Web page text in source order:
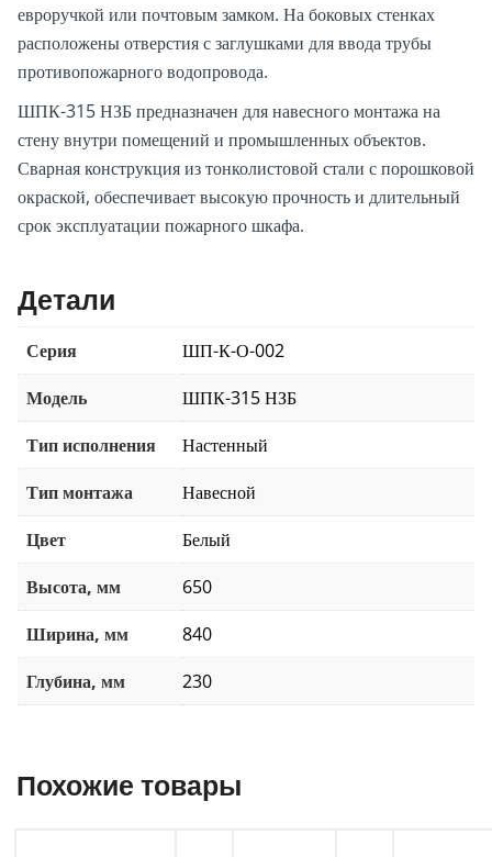
евроручкой или почтовым замком. На боковых стенках
расположены отверстия с заглушками для ввода трубы
противопожарного водопровода.
ШПК-315 НЗБ предназначен для навесного монтажа на
стену внутри помещений и промышленных объектов.
Сварная конструкция из тонколистовой стали с порошковой
окраской, обеспечивает высокую прочность и длительный
срок эксплуатации пожарного шкафа.
Детали
Серия
ШП-К-О-002
Модель
ШПК-315 НЗБ
Тип исполнения
Настенный
Тип монтажа
Навесной
Цвет
Белый
Высота, мм
650
Ширина, мм
840
Глубина, мм
230
Похожие товары